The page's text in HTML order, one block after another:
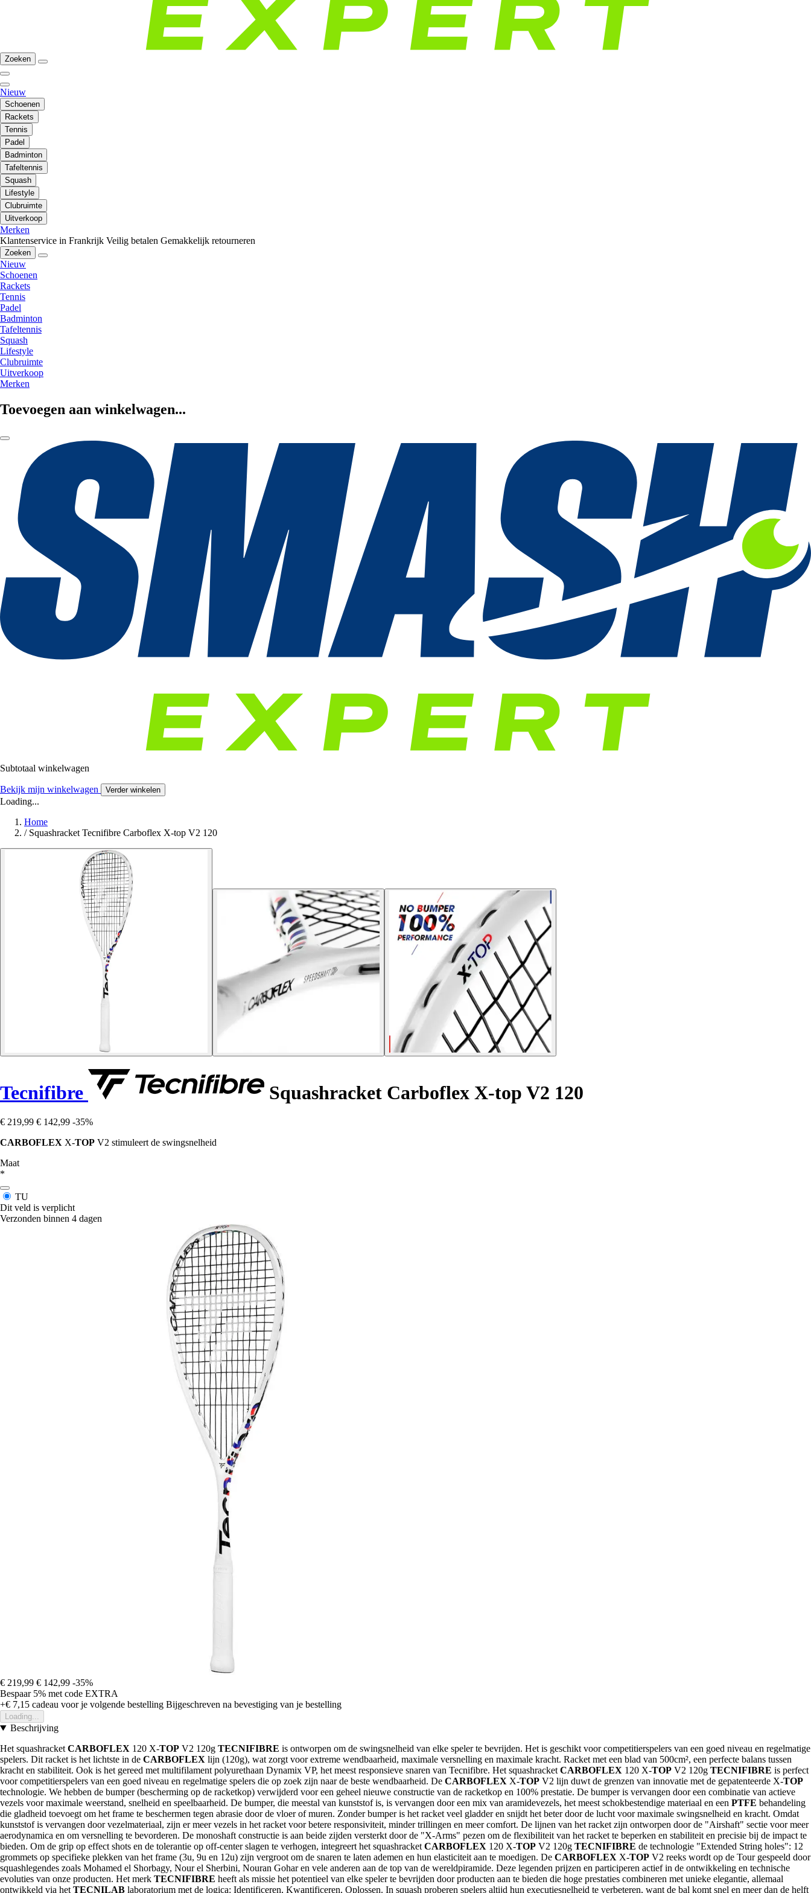
Zoeken
Nieuw
Schoenen
Rackets
Tennis
Padel
Badminton
Tafeltennis
Squash
Lifestyle
Clubruimte
Uitverkoop
Merken
Klantenservice in Frankrijk Veilig betalen Gemakkelijk retourneren
Zoeken
Nieuw
Schoenen
Rackets
Tennis
Padel
Badminton
Tafeltennis
Squash
Lifestyle
Clubruimte
Uitverkoop
Merken
Toevoegen aan winkelwagen...
Subtotaal winkelwagen
Bekijk mijn winkelwagen Verder winkelen
Loading...
Home
/ Squashracket Tecnifibre Carboflex X-top V2 120
Tecnifibre Squashracket Carboflex X-top V2 120
€ 219,99 € 142,99 -35%
CARBOFLEX X-TOP V2 stimuleert de swingsnelheid
Maat
*
TU
Dit veld is verplicht
Verzonden binnen 4 dagen
€ 219,99 € 142,99 -35%
Bespaar 5% met code EXTRA
+€ 7,15 cadeau voor je volgende bestelling Bijgeschreven na bevestiging van je bestelling
Loading...
Beschrijving
Het squashracket CARBOFLEX 120 X-TOP V2 120g TECNIFIBRE is ontworpen om de swingsnelheid van elke speler te bevrijden. Het is geschikt voor competitierspelers van een goed niveau en regelmatige
spelers. Dit racket is het lichtste in de CARBOFLEX lijn (120g), wat zorgt voor extreme wendbaarheid, maximale versnelling en maximale kracht. Racket met een blad van 500cm², een perfecte balans tussen
kracht en stabiliteit. Ook is het gereed met multifilament polyurethaan Dynamix VP, het meest responsieve snaren van Tecnifibre. Het squashracket CARBOFLEX 120 X-TOP V2 120g TECNIFIBRE is perfect
voor competitierspelers van een goed niveau en regelmatige spelers die op zoek zijn naar de beste wendbaarheid. De CARBOFLEX X-TOP V2 lijn duwt de grenzen van innovatie met de gepatenteerde X-TOP
technologie. We hebben de bumper (bescherming op de racketkop) verwijderd voor een geheel nieuwe constructie van de racketkop en 100% prestatie. De bumper is vervangen door een combinatie van actieve
vezels voor maximale weerstand, snelheid en speelbaarheid. De bumper, die meestal van kunststof is, is vervangen door een mix van aramidevezels, het meest schokbestendige materiaal en een PTFE behandeling
die gladheid toevoegt om het frame te beschermen tegen abrasie door de vloer of muren. Zonder bumper is het racket veel gladder en snijdt het beter door de lucht voor maximale swingsnelheid en kracht. Omdat
kunststof is vervangen door vezelmateriaal, zijn er meer vezels in het racket voor betere responsiviteit, minder trillingen en meer comfort. De lijnen van het racket zijn ontworpen door de "Airshaft" sectie voor meer
aerodynamica en om versnelling te bevorderen. De monoshaft constructie is aan beide zijden versterkt door de "X-Arms" pezen om de flexibiliteit van het racket te beperken en stabiliteit en precisie bij de impact te
bieden. Om de grip op effect shots en de tolerantie op off-center slagen te verhogen, integreert het squashracket CARBOFLEX 120 X-TOP V2 120g TECNIFIBRE de technologie "Extended String holes": 12
grommets op specifieke plekken van het frame (3u, 9u en 12u) zijn vergroot om de snaren te laten ademen en hun elasticiteit aan te moedigen. De CARBOFLEX X-TOP V2 reeks wordt op de Tour gespeeld door
squashlegendes zoals Mohamed el Shorbagy, Nour el Sherbini, Nouran Gohar en vele anderen aan de top van de wereldpiramide. Deze legenden prijzen en participeren actief in de ontwikkeling en technische
evoluties van onze producten. Het merk TECNIFIBRE heeft als missie het potentieel van elke speler te bevrijden door producten aan te bieden die hoge prestaties combineren met unieke elegantie, allemaal
ontwikkeld via het TECNILAB laboratorium met de logica: Identificeren, Kwantificeren, Oplossen. In squash proberen spelers altijd hun executiesnelheid te verbeteren, want de bal komt snel en meer dan de helft